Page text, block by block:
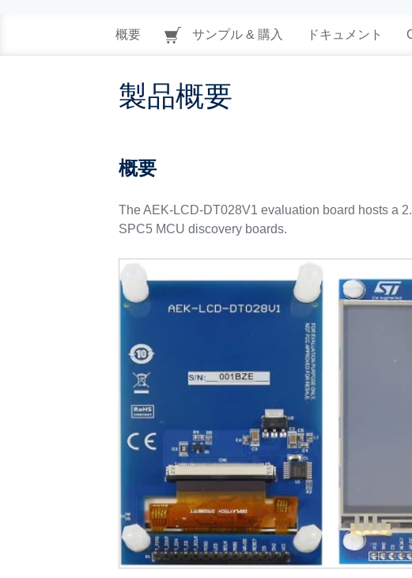
概要 サンプル & 購入 ドキュメント
製品概要
概要
The AEK-LCD-DT028V1 evaluation board hosts a
SPC5 MCU discovery boards.